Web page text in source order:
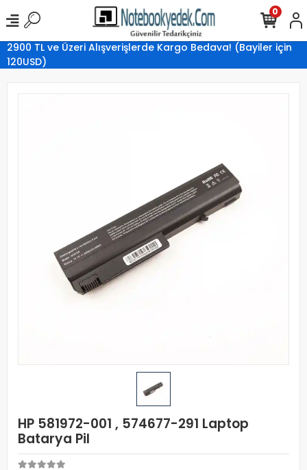
2900 TL ve Üzeri Alışverişlerde Kargo Bedava! (Bayiler için
120USD)
0
HP 581972-001 , 574677-291 Laptop
Batarya Pil